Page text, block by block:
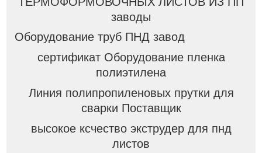
заводы
Оборудование труб ПНД завод
сертификат Оборудование пленка
полиэтилена
Линия полипропиленовых прутки для
сварки Поставщик
высокое ксчество экструдер для пнд
листов